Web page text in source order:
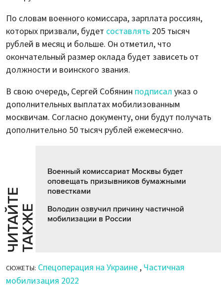
По словам военного комиссара, зарплата россиян,
которых призвали, будет составлять 205 тысяч
рублей в месяц и больше. Он отметил, что
окончательный размер оклада будет зависеть от
должности и воинского звания.
В свою очередь, Сергей Собянин подписал указ о
дополнительных выплатах мобилизованным
москвичам. Согласно документу, они будут получать
дополнительно 50 тысяч рублей ежемесячно.
Ч
И
Т
АЙ
Т
Е
Т
А
К
ЖЕ
Военный комиссариат Москвы будет
оповещать призывников бумажными
повестками
Володин озвучил причину частичной
мобилизации в России
СЮЖЕТЫ: Спецоперация на Украине , Частичная
мобилизация 2022